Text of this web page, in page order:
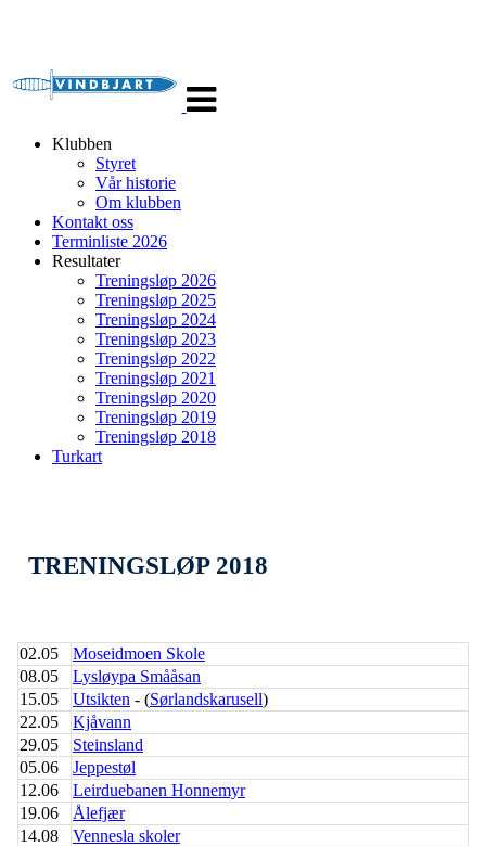
navigasjon
Klubben
Styret
Vår historie
Om klubben
Kontakt oss
Terminliste 2026
Resultater
Treningsløp 2026
Treningsløp 2025
Treningsløp 2024
Treningsløp 2023
Treningsløp 2022
Treningsløp 2021
Treningsløp 2020
Treningsløp 2019
Treningsløp 2018
Turkart
TRENINGSLØP 2018
02.05
Moseidmoen Skole
08.05
Lysløypa Smååsan
15.05
Utsikten - (Sørlandskarusell)
22.05
Kjåvann
29.05
Steinsland
05.06
Jeppestøl
12.06
Leirduebanen Honnemyr
19.06
Ålefjær
14.08
Vennesla skoler